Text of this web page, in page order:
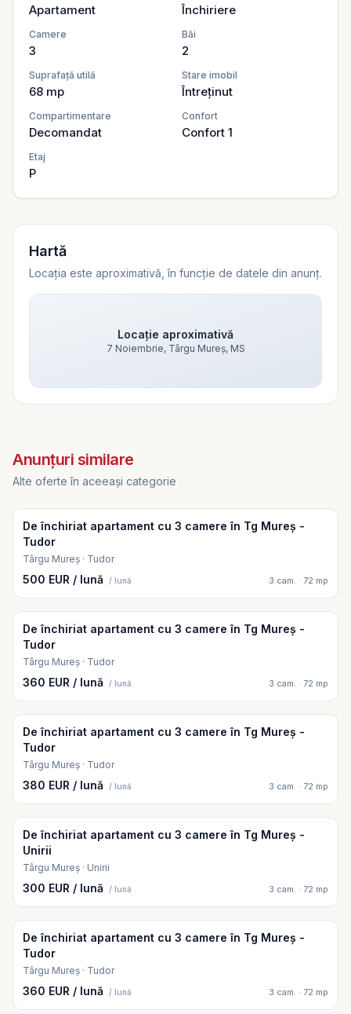
comun. Apartamentul este disponibil imediat. Prețul de
închiriere este de 400 euro/lună.
Apartament Închiriere
Camere
3
Băi
2
Suprafață utilă
68 mp
Stare imobil
Întreținut
Compartimentare
Decomandat
Confort
Confort 1
Etaj
P
Hartă
Locația este aproximativă, în funcție de datele din anunț.
Locație aproximativă
7 Noiembrie, Târgu Mureș, MS
Vezi harta
Anunțuri similare
Alte oferte în aceeași categorie
De închiriat apartament cu 3 camere în Tg Mureș -
Tudor
Târgu Mureș · Tudor
500 EUR / lună / lună 3 cam. · 72 mp
De închiriat apartament cu 3 camere în Tg Mureș -
Tudor
Târgu Mureș · Tudor
360 EUR / lună / lună 3 cam. · 72 mp
De închiriat apartament cu 3 camere în Tg Mureș -
Tudor
Târgu Mureș · Tudor
380 EUR / lună / lună 3 cam. · 72 mp
De închiriat apartament cu 3 camere în Tg Mureş -
Unirii
Târgu Mureș · Unirii
300 EUR / lună / lună 3 cam. · 72 mp
De închiriat apartament cu 3 camere în Tg Mureș -
Tudor
Târgu Mureș · Tudor
360 EUR / lună / lună 3 cam. · 72 mp